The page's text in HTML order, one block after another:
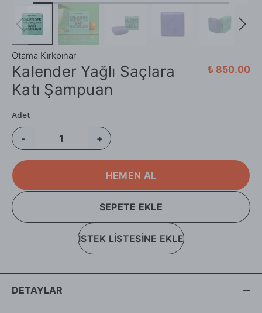
Otama Kırkpınar
Kalender Yağlı Saçlara
Katı Şampuan
₺ 850.00
Adet
- +
HEMEN AL
SEPETE EKLE
İSTEK LİSTESİNE EKLE
DETAYLAR